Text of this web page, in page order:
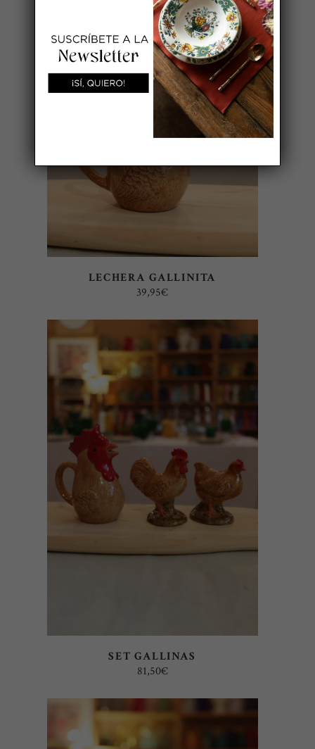
AÑADIR AL CARRITO
LECHERA GALLINITA
39,95€
AÑADIR AL CARRITO
SET GALLINAS
81,50€